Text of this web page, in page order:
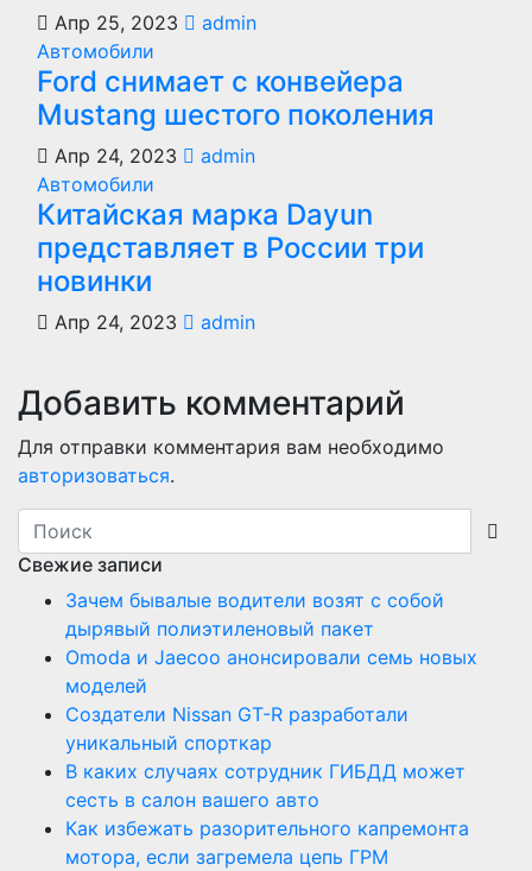
Апр 25, 2023
admin
Автомобили
Ford снимает с конвейера
Mustang шестого поколения
Апр 24, 2023
admin
Автомобили
Китайская марка Dayun
представляет в России три
новинки
Апр 24, 2023 admin
Добавить комментарий
Для отправки комментария вам необходимо
авторизоваться.
Свежие записи
Зачем бывалые водители возят с собой
дырявый полиэтиленовый пакет
Оmoda и Jaecoo анонсировали семь новых
моделей
Создатели Nissan GT-R разработали
уникальный спорткар
В каких случаях сотрудник ГИБДД может
сесть в салон вашего авто
Как избежать разорительного капремонта
мотора, если загремела цепь ГРМ